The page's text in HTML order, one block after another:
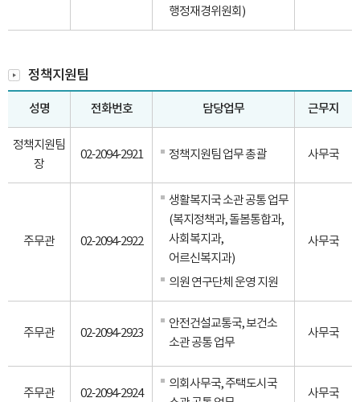
행정재경위원회)
정책지원팀
성명 전화번호 담당업무 근무지
정책지원팀
장
02-2094-2921 정책지원팀 업무 총괄 사무국
주무관 02-2094-2922
생활복지국 소관 공통 업무
(복지정책과, 돌봄통합과,
사회복지과,
어르신복지과)
의원 연구단체 운영 지원
사무국
주무관 02-2094-2923
안전건설교통국, 보건소
소관 공통 업무
사무국
주무관 02-2094-2924
의회사무국, 주택도시국
사무국